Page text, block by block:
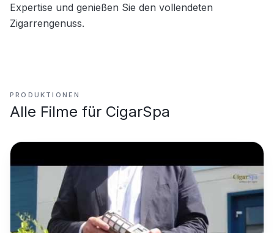
Expertise und genießen Sie den vollendeten
Zigarrengenuss.
PRODUKTIONEN
Alle Filme für CigarSpa